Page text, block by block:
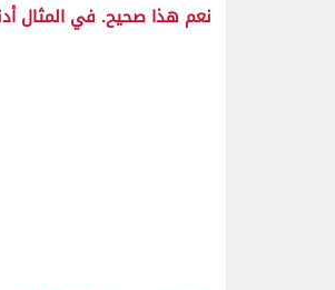
نعم هذا صحيح. في المثال